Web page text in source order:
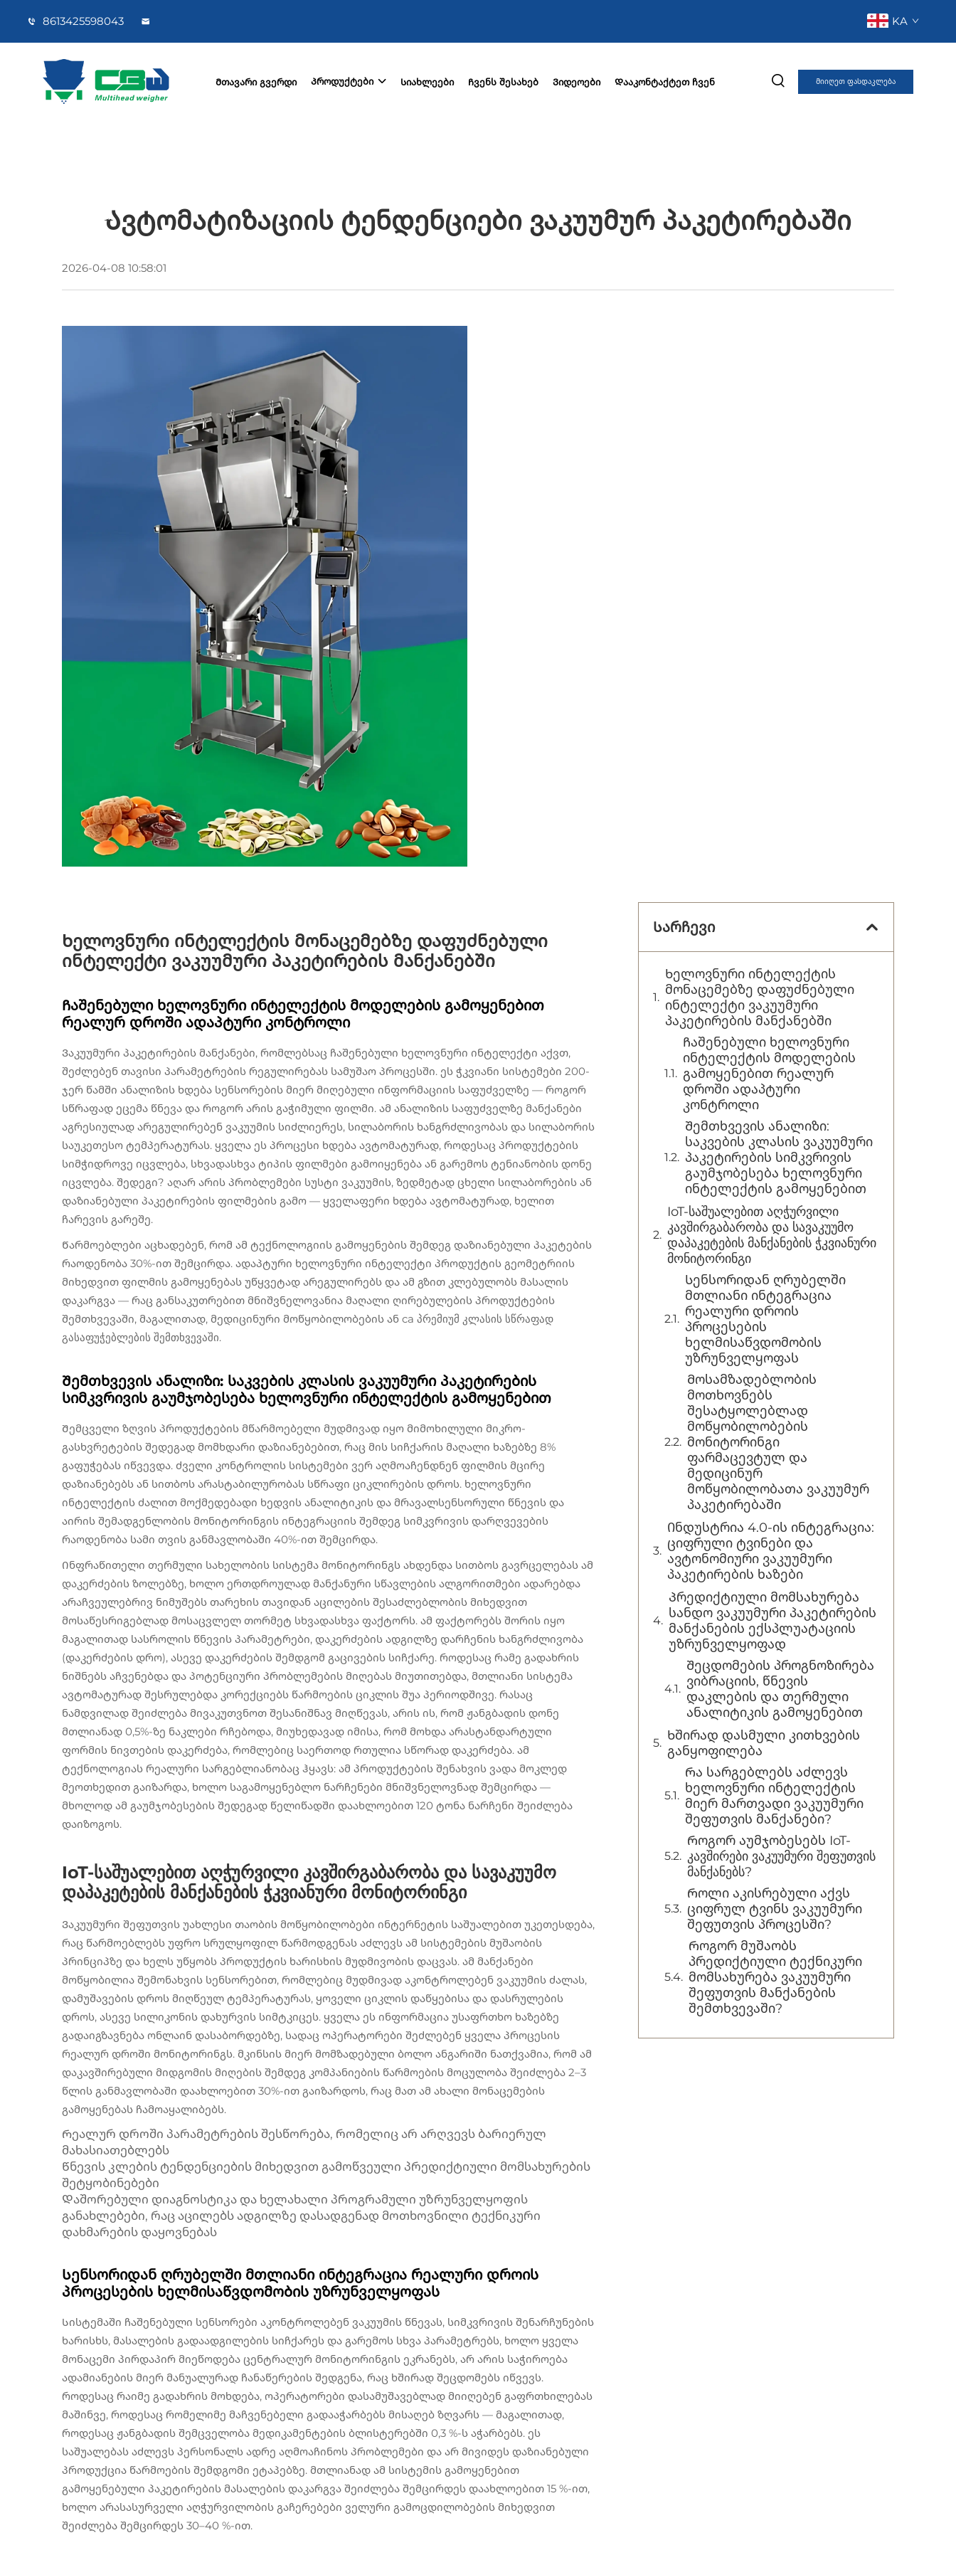
8613425598043 KA
Მთავარი გვერდი Პროდუქტები Სიახლეები Ჩვენს შესახებ Ვიდეოები Დააკონტაქტეთ ჩვენ Მიიღეთ ფასდაკლება
Ავტომატიზაციის Ტენდენციები Ვაკუუმურ Პაკეტირებაში
2026-04-08 10:58:01
Ხელოვნური ინტელექტის მონაცემებზე დაფუძნებული
ინტელექტი ვაკუუმური პაკეტირების მანქანებში
Ჩაშენებული ხელოვნური ინტელექტის მოდელების გამოყენებით
რეალურ დროში ადაპტური კონტროლი
Ვაკუუმური პაკეტირების მანქანები, რომლებსაც ჩაშენებული ხელოვნური ინტელექტი აქვთ,
შეძლებენ თავისი პარამეტრების რეგულირებას სამუშაო პროცესში. ეს ჭკვიანი სისტემები 200-
ჯერ წამში ანალიზის ხდება სენსორების მიერ მიღებული ინფორმაციის საფუძველზე — როგორ
სწრაფად ეცემა წნევა და როგორ არის გაჭიმული ფილმი. ამ ანალიზის საფუძველზე მანქანები
აგრესიულად არეგულირებენ ვაკუუმის სიძლიერეს, სილაბორის ხანგრძლივობას და სილაბორის
საუკეთესო ტემპერატურას. ყველა ეს პროცესი ხდება ავტომატურად, როდესაც პროდუქტების
სიმჭიდროვე იცვლება, სხვადასხვა ტიპის ფილმები გამოიყენება ან გარემოს ტენიანობის დონე
იცვლება. შედეგი? აღარ არის პრობლემები სუსტი ვაკუუმის, ზედმეტად ცხელი სილაბორების ან
დაზიანებული პაკეტირების ფილმების გამო — ყველაფერი ხდება ავტომატურად, ხელით
ჩარევის გარეშე.
Წარმოებლები აცხადებენ, რომ ამ ტექნოლოგიის გამოყენების შემდეგ დაზიანებული პაკეტების
რაოდენობა 30%-ით შემცირდა. ადაპტური ხელოვნური ინტელექტი პროდუქტის გეომეტრიის
მიხედვით ფილმის გამოყენებას უწყვეტად არეგულირებს და ამ გზით კლებულობს მასალის
დაკარგვა — რაც განსაკუთრებით მნიშვნელოვანია მაღალი ღირებულების პროდუქტების
შემთხვევაში, მაგალითად, მედიცინური მოწყობილობების ან ca პრემიუმ კლასის სწრაფად
გასაფუჭებლების შემთხვევაში.
Შემთხვევის ანალიზი: საკვების კლასის ვაკუუმური პაკეტირების
სიმკვრივის გაუმჯობესება ხელოვნური ინტელექტის გამოყენებით
Შემცველი ზღვის პროდუქტების მწარმოებელი მუდმივად იყო მიმოხილული მიკრო-
გასხვრეტების შედეგად მომხდარი დაზიანებებით, რაც მის სიჩქარის მაღალი ხაზებზე 8%
გაფუჭებას იწვევდა. ძველი კონტროლის სისტემები ვერ აღმოაჩენდნენ ფილმის მცირე
დაზიანებებს ან სითბოს არასტაბილურობას სწრაფი ციკლირების დროს. ხელოვნური
ინტელექტის ძალით მოქმედებადი ხედვის ანალიტიკის და მრავალსენსორული წნევის და
აირის შემადგენლობის მონიტორინგის ინტეგრაციის შემდეგ სიმკვრივის დარღვევების
რაოდენობა სამი თვის განმავლობაში 40%-ით შემცირდა.
Ინფრაწითელი თერმული სახელობის სისტემა მონიტორინგს ახდენდა სითბოს გავრცელებას ამ
დაკერძების ზოლებზე, ხოლო ერთდროულად მანქანური სწავლების ალგორითმები ადარებდა
არაჩვეულებრივ ნიმუშებს თარეხის თავიდან აცილების შესაძლებლობის მიხედვით
მოსაწესრიგებლად მოსაცვლელ თორმეტ სხვადასხვა ფაქტორს. ამ ფაქტორებს შორის იყო
მაგალითად სასროლის წნევის პარამეტრები, დაკერძების ადგილზე დარჩენის ხანგრძლივობა
(დაკერძების დრო), ასევე დაკერძების შემდგომ გაცივების სიჩქარე. როდესაც რამე გადახრის
ნიშნებს აჩვენებდა და პოტენციური პრობლემების მიღებას მიუთითებდა, მთლიანი სისტემა
ავტომატურად შესრულებდა კორექციებს წარმოების ციკლის შუა პერიოდშივე. რასაც
ნამდვილად შეიძლება მივაკუთვნოთ შესანიშნავ მიღწევას, არის ის, რომ ჟანგბადის დონე
მთლიანად 0,5%-ზე ნაკლები რჩებოდა, მიუხედავად იმისა, რომ მოხდა არასტანდარტული
ფორმის ნივთების დაკერძება, რომლებიც საერთოდ რთულია სწორად დაკერძება. ამ
ტექნოლოგიას რეალური სარგებლიანობაც ჰყავს: ამ პროდუქტების შენახვის ვადა მოკლედ
მეოთხედით გაიზარდა, ხოლო საგამოყენებლო ნარჩენები მნიშვნელოვნად შემცირდა —
მხოლოდ ამ გაუმჯობესების შედეგად წელიწადში დაახლოებით 120 ტონა ნარჩენი შეიძლება
დაიზოგოს.
IoT-საშუალებით აღჭურვილი კავშირგაბარობა და სავაკუუმო
დაპაკეტების მანქანების ჭკვიანური მონიტორინგი
Ვაკუუმური შეფუთვის უახლესი თაობის მოწყობილობები ინტერნეტის საშუალებით უკეთესდება,
რაც წარმოებლებს უფრო სრულყოფილ წარმოდგენას აძლევს ამ სისტემების მუშაობის
პრინციპზე და ხელს უწყობს პროდუქტის ხარისხის მუდმივობის დაცვას. ამ მანქანები
მოწყობილია შემონახვის სენსორებით, რომლებიც მუდმივად აკონტროლებენ ვაკუუმის ძალას,
დამუშავების დროს მიღწეულ ტემპერატურას, ყოველი ციკლის დაწყებისა და დასრულების
დროს, ასევე სილიკონის დახურვის სიმტკიცეს. ყველა ეს ინფორმაცია უსაფრთხო ხაზებზე
გადაიგზავნება ონლაინ დასაბორდებზე, სადაც ოპერატორები შეძლებენ ყველა პროცესის
რეალურ დროში მონიტორინგს. მკინსის მიერ მომზადებული ბოლო ანგარიში ნათქვამია, რომ ამ
დაკავშირებული მიდგომის მიღების შემდეგ კომპანიების წარმოების მოცულობა შეიძლება 2–3
წლის განმავლობაში დაახლოებით 30%-ით გაიზარდოს, რაც მათ ამ ახალი მონაცემების
გამოყენებას ჩამოაყალიბებს.
Რეალურ დროში პარამეტრების შესწორება, რომელიც არ არღვევს ბარიერულ
მახასიათებლებს
Წნევის კლების ტენდენციების მიხედვით გამოწვეული პრედიქტიული მომსახურების
შეტყობინებები
Დაშორებული დიაგნოსტიკა და ხელახალი პროგრამული უზრუნველყოფის
განახლებები, რაც აცილებს ადგილზე დასადგენად მოთხოვნილი ტექნიკური
დახმარების დაყოვნებას
Სენსორიდან ღრუბელში მთლიანი ინტეგრაცია რეალური დროის
პროცესების ხელმისაწვდომობის უზრუნველყოფას
Სისტემაში ჩაშენებული სენსორები აკონტროლებენ ვაკუუმის წნევას, სიმკვრივის შენარჩუნების
ხარისხს, მასალების გადაადგილების სიჩქარეს და გარემოს სხვა პარამეტრებს, ხოლო ყველა
მონაცემი პირდაპირ მიეწოდება ცენტრალურ მონიტორინგის ეკრანებს, არ არის საჭიროება
ადამიანების მიერ მანუალურად ჩანაწერების შედგენა, რაც ხშირად შეცდომებს იწვევს.
როდესაც რაიმე გადახრის მოხდება, ოპერატორები დასამუშავებლად მიიღებენ გაფრთხილებას
მაშინვე, როდესაც რომელიმე მაჩვენებელი გადააჭარბებს მისაღებ ზღვარს — მაგალითად,
როდესაც ჟანგბადის შემცველობა მედიკამენტების ბლისტერებში 0,3 %-ს აჭარბებს. ეს
საშუალებას აძლევს პერსონალს ადრე აღმოაჩინოს პრობლემები და არ მივიდეს დაზიანებული
პროდუქცია წარმოების შემდგომი ეტაპებზე. მთლიანად ამ სისტემის გამოყენებით
გამოყენებული პაკეტირების მასალების დაკარგვა შეიძლება შემცირდეს დაახლოებით 15 %-ით,
ხოლო არასასურველი აღჭურვილობის გაჩერებები ველური გამოცდილობების მიხედვით
შეიძლება შემცირდეს 30–40 %-ით.
Სარჩევი
Ხელოვნური ინტელექტის
მონაცემებზე დაფუძნებული
ინტელექტი ვაკუუმური
პაკეტირების მანქანებში
Ჩაშენებული ხელოვნური
ინტელექტის მოდელების
გამოყენებით რეალურ
დროში ადაპტური
კონტროლი
Შემთხვევის ანალიზი:
საკვების კლასის ვაკუუმური
პაკეტირების სიმკვრივის
გაუმჯობესება ხელოვნური
ინტელექტის გამოყენებით
IoT-საშუალებით აღჭურვილი
კავშირგაბარობა და სავაკუუმო
დაპაკეტების მანქანების ჭკვიანური
მონიტორინგი
Სენსორიდან ღრუბელში
მთლიანი ინტეგრაცია
რეალური დროის
პროცესების
ხელმისაწვდომობის
უზრუნველყოფას
Მოსამზადებლობის
მოთხოვნებს
შესატყოლებლად
მოწყობილობების
მონიტორინგი
ფარმაცევტულ და
მედიცინურ
მოწყობილობათა ვაკუუმურ
პაკეტირებაში
Ინდუსტრია 4.0-ის ინტეგრაცია:
ციფრული ტვინები და
ავტონომიური ვაკუუმური
პაკეტირების ხაზები
Პრედიქტიული მომსახურება
სანდო ვაკუუმური პაკეტირების
მანქანების ექსპლუატაციის
უზრუნველყოფად
Შეცდომების პროგნოზირება
ვიბრაციის, წნევის
დაკლების და თერმული
ანალიტიკის გამოყენებით
Ხშირად დასმული კითხვების
განყოფილება
Რა სარგებლებს აძლევს
ხელოვნური ინტელექტის
მიერ მართვადი ვაკუუმური
შეფუთვის მანქანები?
Როგორ აუმჯობესებს IoT-
კავშირები ვაკუუმური შეფუთვის
მანქანებს?
Როლი აკისრებული აქვს
ციფრულ ტვინს ვაკუუმური
შეფუთვის პროცესში?
Როგორ მუშაობს
პრედიქტიული ტექნიკური
მომსახურება ვაკუუმური
შეფუთვის მანქანების
შემთხვევაში?